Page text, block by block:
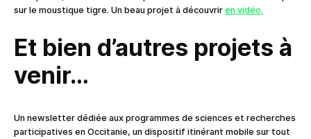
sur le moustique tigre. Un beau projet à découvrir en vidéo.
Et bien d’autres projets à
venir…
Un newsletter dédiée aux programmes de sciences et recherches
participatives en Occitanie, un dispositif itinérant mobile sur tout